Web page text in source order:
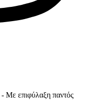
- Με επιφύλαξη παντός